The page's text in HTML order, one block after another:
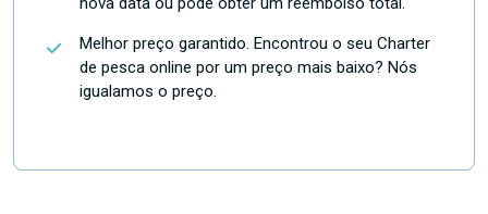
Melhor preço garantido. Encontrou o seu Charter
de pesca online por um preço mais baixo? Nós
igualamos o preço.